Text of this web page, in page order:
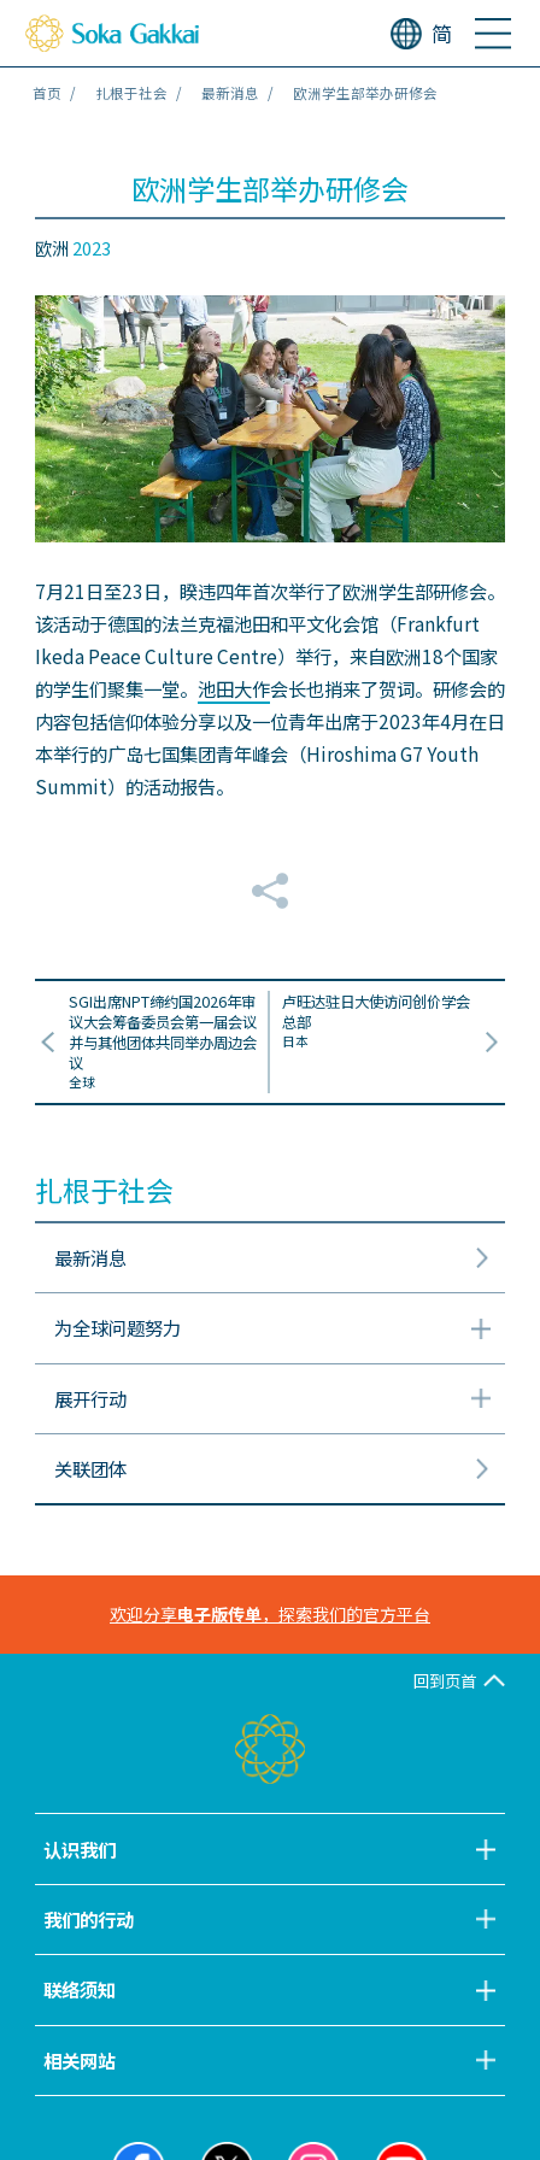
简
首页 扎根于社会 最新消息 欧洲学生部举办研修会
欧洲学生部举办研修会
欧洲2023
7月21日至23日，睽违四年首次举行了欧洲学生部研修会。
该活动于德国的法兰克福池田和平文化会馆（Frankfurt
Ikeda Peace Culture Centre）举行，来自欧洲18个国家
的学生们聚集一堂。 池田大作会长也捎来了贺词。研修会的
内容包括信仰体验分享以及一位青年出席于2023年4月在日
本举行的广岛七国集团青年峰会（Hiroshima G7 Youth
Summit）的活动报告。
SGI出席NPT缔约国2026年审
议大会筹备委员会第一届会议
并与其他团体共同举办周边会
议
全球
卢旺达驻日大使访问创价学会
总部
日本
扎根于社会
最新消息
为全球问题努力
展开行动
关联团体
欢迎分享电子版传单，探索我们的官方平台
回到页首
认识我们
我们的行动
联络须知
相关网站